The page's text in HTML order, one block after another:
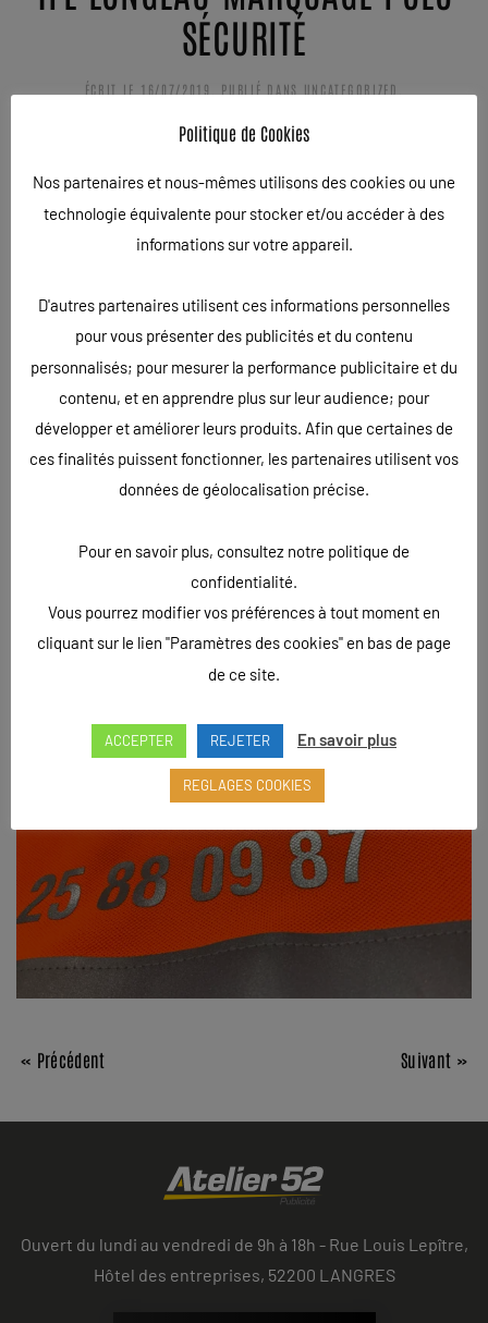
SÉCURITÉ
ÉCRIT LE 16/07/2019 . PUBLIÉ DANS UNCATEGORIZED
polos de sécurité lors des interventions sur les
dépannages routiers et autoroutiers. Le flex utilisé est un
flex réfléchissant. C’est un flex qui permet d’assurer une
« Précédent Suivant »
Ouvert du lundi au vendredi de 9h à 18h - Rue Louis Lepître,
Hôtel des entreprises, 52200 LANGRES
Politique de Cookies
Nos partenaires et nous-mêmes utilisons des cookies ou une
technologie équivalente pour stocker et/ou accéder à des
informations sur votre appareil.
D'autres partenaires utilisent ces informations personnelles
pour vous présenter des publicités et du contenu
personnalisés; pour mesurer la performance publicitaire et du
contenu, et en apprendre plus sur leur audience; pour
développer et améliorer leurs produits. Afin que certaines de
ces finalités puissent fonctionner, les partenaires utilisent vos
données de géolocalisation précise.
Pour en savoir plus, consultez notre politique de
confidentialité.
Vous pourrez modifier vos préférences à tout moment en
cliquant sur le lien "Paramètres des cookies" en bas de page
de ce site.
ACCEPTER REJETER En savoir plus
REGLAGES COOKIES